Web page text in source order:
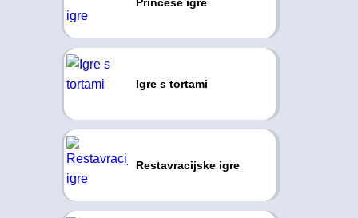
Igre s tortami
Restavracijske igre